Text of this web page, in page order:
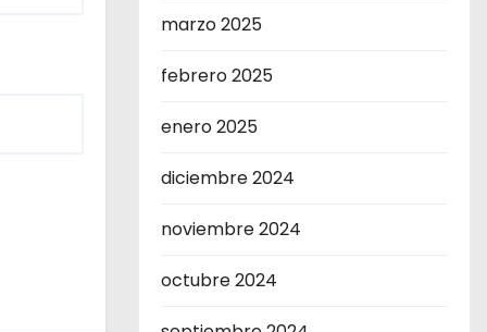
marzo 2025
febrero 2025
enero 2025
diciembre 2024
noviembre 2024
octubre 2024